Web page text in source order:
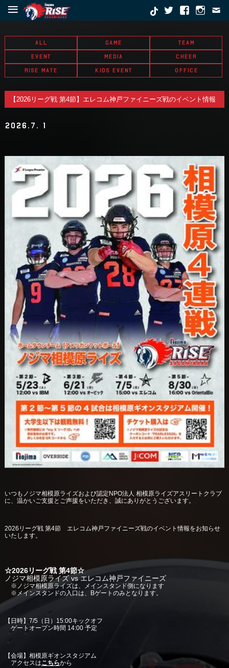
≡
ALL GAME
TEAM
EVENT
MEDIA
CHEER
RISE MATE
KIDS EVENT OFFICE
【2026リーグ戦 第4節】エレコム神戸ファイニーズ戦のイベント情報
2026.7. 1
いつもノジマ相模原ライズおよび認定NPO法人 相模原ライズアスリートクラブ
に、温かいご支援とご声援をいただき、誠にありがとうございます。
2026リーグ戦 第4節 エレコム神戸ファイニーズ戦のイベント情報をお知らせ
いたします。
☆2026リーグ戦 第4節☆
ノジマ相模原ライズ vs エレコム神戸ファイニーズ
※ノジマ相模原ライズは、メインスタンド側になります
※メインスタンドの入口は、Bゲートのみとなります。
【日時】7/5（日）15:00キックオフ
ゲートオープン時間 14:00 予定
【会場】相模原ギオンスタジアム
アクセスはこちらから